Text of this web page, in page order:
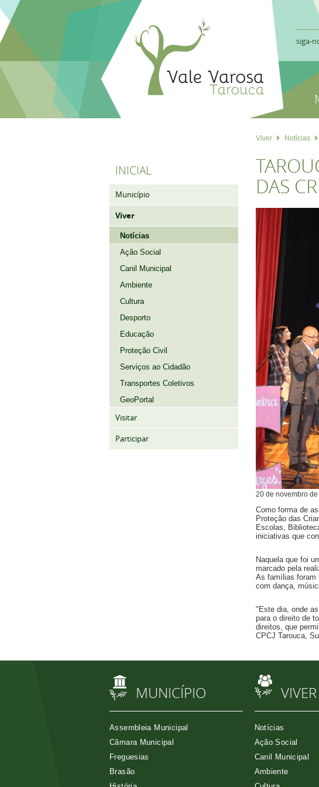
siga-
INICIAL
Município
Viver
Notícias
Ação Social
Canil Municipal
Ambiente
Cultura
Desporto
Educação
Proteção Civil
Serviços ao Cidadão
Transportes Coletivos
GeoPortal
Visitar
Participar
Viver Notícias
DAS
20 de novembro de
Como forma de
Proteção das
Escolas,
iniciativas que
Naquela que foi
marcado pela
As famílias foram
com dança,
"Este dia, onde
para o direito de
direitos, que
CPCJ Tarouca,
MUNICÍPIO
Assembleia Municipal
Câmara Municipal
Freguesias
Brasão
VIVER
Notícias
Ação Social
Canil Municipal
Ambiente